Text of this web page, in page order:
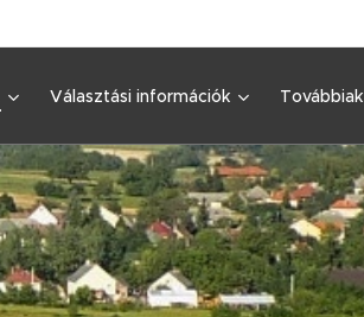
Választási információk Továbbiak